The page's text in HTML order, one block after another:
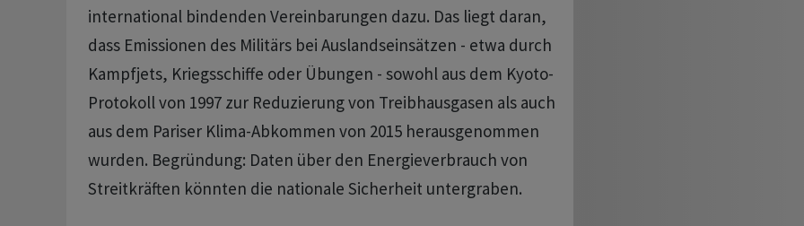
international bindenden Vereinbarungen dazu. Das liegt daran,
dass Emissionen des Militärs bei Auslandseinsätzen - etwa durch
Kampfjets, Kriegsschiffe oder Übungen - sowohl aus dem Kyoto-
Protokoll von 1997 zur Reduzierung von Treibhausgasen als auch
aus dem Pariser Klima-Abkommen von 2015 herausgenommen
wurden. Begründung: Daten über den Energieverbrauch von
Streitkräften könnten die nationale Sicherheit untergraben.